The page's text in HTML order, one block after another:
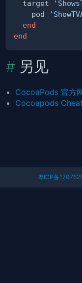
  target
    pod
end
end
另见
CocoaPods 官方
Cocoapods
粤ICP备